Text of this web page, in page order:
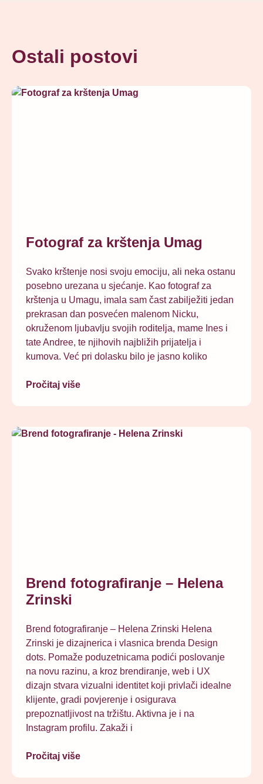
Ostali postovi
Fotograf za krštenja Umag
Svako krštenje nosi svoju emociju, ali neka ostanu
posebno urezana u sjećanje. Kao fotograf za
krštenja u Umagu, imala sam čast zabilježiti jedan
prekrasan dan posvećen malenom Nicku,
okruženom ljubavlju svojih roditelja, mame Ines i
tate Andree, te njihovih najbližih prijatelja i
kumova. Već pri dolasku bilo je jasno koliko
Pročitaj više
Brend fotografiranje – Helena
Zrinski
Brend fotografiranje – Helena Zrinski Helena
Zrinski je dizajnerica i vlasnica brenda Design
dots. Pomaže poduzetnicama podići poslovanje
na novu razinu, a kroz brendiranje, web i UX
dizajn stvara vizualni identitet koji privlači idealne
klijente, gradi povjerenje i osigurava
prepoznatljivost na tržištu. Aktivna je i na
Instagram profilu. Zakaži i
Pročitaj više